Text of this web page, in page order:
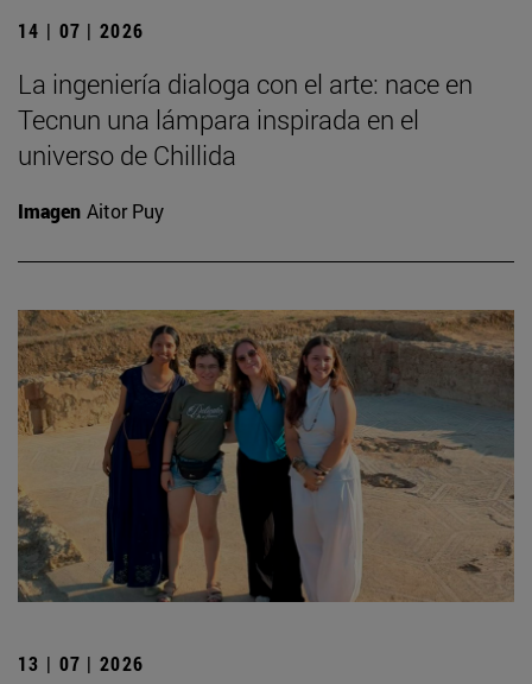
14 | 07 | 2026
La ingeniería dialoga con el arte: nace en
Tecnun una lámpara inspirada en el
universo de Chillida
Imagen Aitor Puy
13 | 07 | 2026